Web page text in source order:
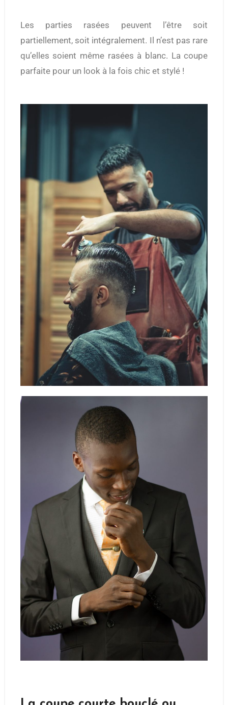
Les parties rasées peuvent l’être soit
partiellement, soit intégralement. Il n’est pas rare
qu’elles soient même rasées à blanc. La coupe
parfaite pour un look à la fois chic et stylé !